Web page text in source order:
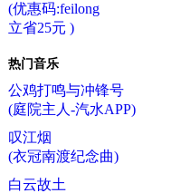
(优惠码:feilong
立省25元 )
热门音乐
公鸡打鸣与冲锋号
(庭院主人-汽水APP)
叹江烟
(衣冠南渡纪念曲)
白云故土